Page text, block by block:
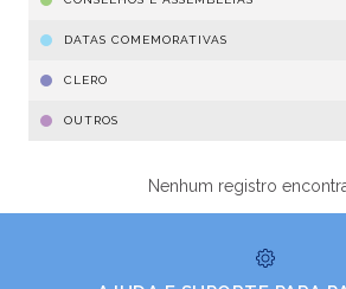
DATAS COMEMORATIVAS
CLERO
OUTROS
Nenhum registro